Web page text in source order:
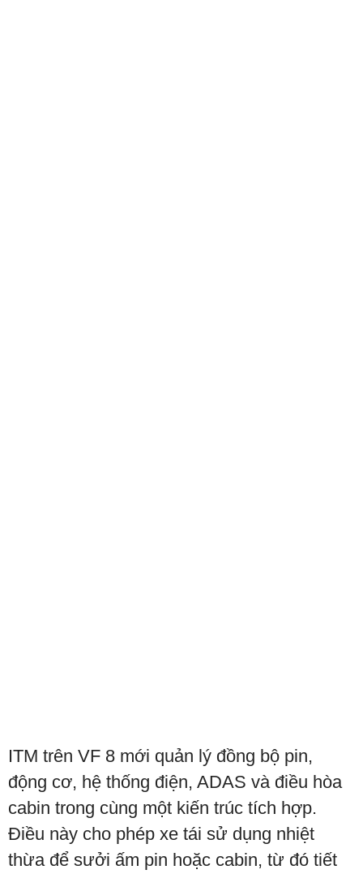
ITM trên VF 8 mới quản lý đồng bộ pin,
động cơ, hệ thống điện, ADAS và điều hòa
cabin trong cùng một kiến trúc tích hợp.
Điều này cho phép xe tái sử dụng nhiệt
thừa để sưởi ấm pin hoặc cabin, từ đó tiết